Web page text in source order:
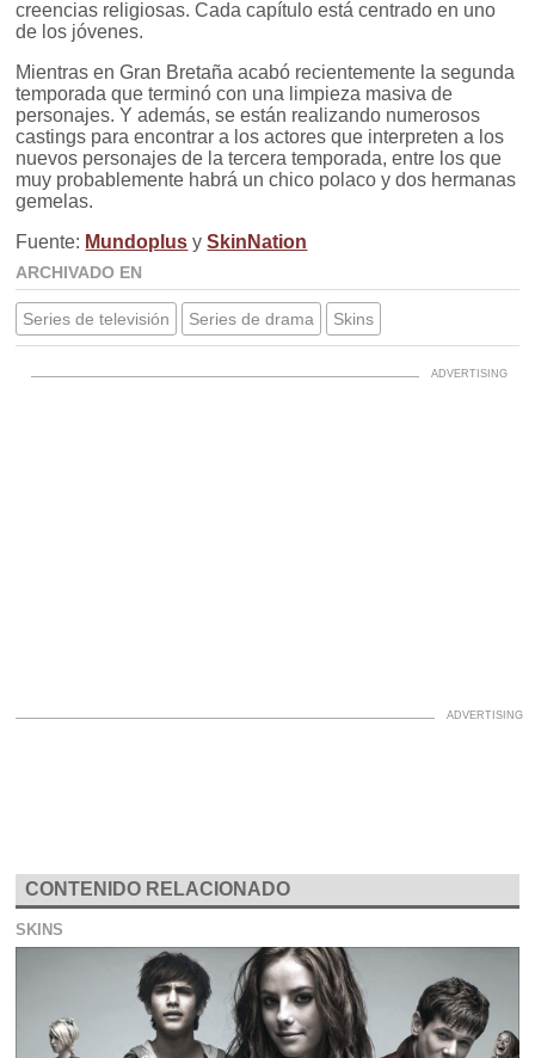
creencias religiosas. Cada capítulo está centrado en uno
de los jóvenes.
Mientras en Gran Bretaña acabó recientemente la segunda
temporada que terminó con una limpieza masiva de
personajes. Y además, se están realizando numerosos
castings para encontrar a los actores que interpreten a los
nuevos personajes de la tercera temporada, entre los que
muy probablemente habrá un chico polaco y dos hermanas
gemelas.
Fuente: Mundoplus ySkinNation
ARCHIVADO EN
Series de televisión Series de drama Skins
CONTENIDO RELACIONADO
SKINS